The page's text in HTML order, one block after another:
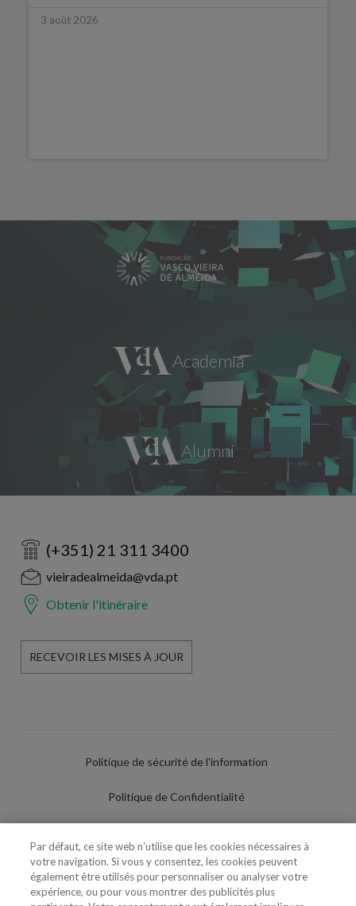
3 août 2026
(+351) 21 311 3400
vieiradealmeida@vda.pt
Obtenir l'itinéraire
RECEVOIR LES MISES À JOUR
Politique de sécurité de l'information
Politique de Confidentialité
Politique de Cookies
Paramètres des cookies
Par défaut, ce site web n'utilise que les cookies nécessaires à
votre navigation. Si vous y consentez, les cookies peuvent
également être utilisés pour personnaliser ou analyser votre
expérience, ou pour vous montrer des publicités plus